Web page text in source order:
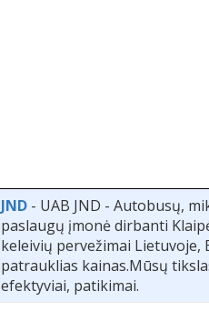
JND - UAB JND - Autobusų,
paslaugų įmonė dirbanti
keleivių pervežimai Lietuvoje,
patrauklias kainas.Mūsų
efektyviai, patikimai.